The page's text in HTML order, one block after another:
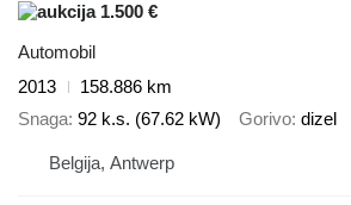
1.500 €
Automobil
2013
158.886 km
Snaga 92 k.s. (67.62 kW) Gorivo dizel
Belgija, Antwerp